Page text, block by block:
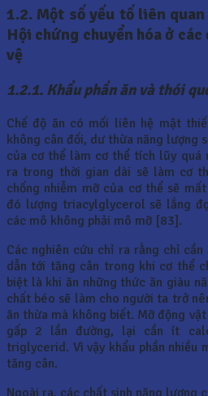
1.2. Một số yếu tố liên
Hội chứng chuyển hóa ở
vệ
1.2.1. Khẩu phần ăn và thói
Chế độ ăn có mối liên hệ mật
không cân đối, dư thừa năng lượng
của cơ thể làm cơ thể tích lũy quá
ra trong thời gian dài sẽ làm cơ
chống nhiễm mỡ của cơ thể sẽ
đó lượng triacylglycerol sẽ lắng
các mô không phải mô mỡ [83].
Các nghiên cứu chỉ ra rằng chỉ
dẫn tới tăng cân trong khi cơ thể
biệt là khi ăn những thức ăn giàu
chất béo sẽ làm cho người ta trở
ăn thừa mà không biết. Mỡ động
gấp 2 lần đường, lại cần ít
triglycerid. Vì vậy khẩu phần nhiều
tăng cân.
Ngoài ra, các chất sinh năng lượng